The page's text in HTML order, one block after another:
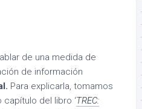
de una medida de
de información
Para explicarla, tomamos
del libro ‘TREC: